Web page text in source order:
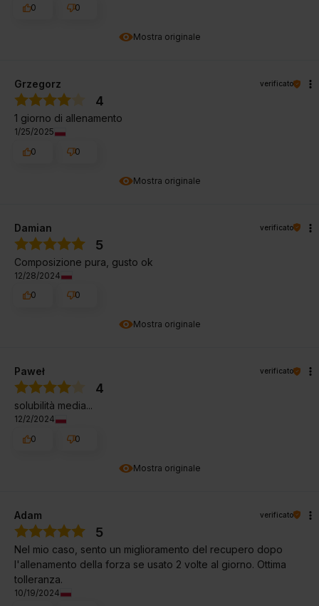
Mostra originale
0
0
Mostra originale
Grzegorz verificato
4
1 giorno di allenamento
1/25/2025
0
0
Mostra originale
Damian verificato
5
Composizione pura, gusto ok
12/28/2024
0
0
Mostra originale
Paweł verificato
4
solubilità media...
12/2/2024
0
0
Adam verificato
5
Nel mio caso, sento un miglioramento del recupero dopo
l'allenamento della forza se usato 2 volte al giorno. Ottima
tolleranza.
10/19/2024